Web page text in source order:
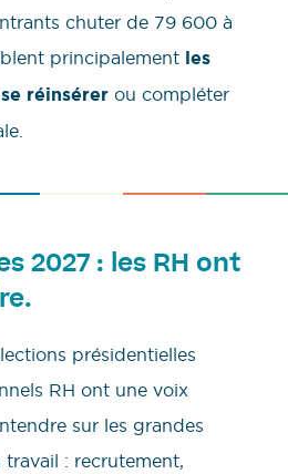
chuter de 79 600 à
principalement les
réinsérer ou compléter
2027 : les RH ont
présidentielles
RH ont une voix
sur les grandes
: recrutement,